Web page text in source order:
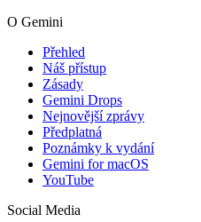
O Gemini
Přehled
Náš přístup
Zásady
Gemini Drops
Nejnovější zprávy
Předplatná
Poznámky k vydání
Gemini for macOS
YouTube
Social Media